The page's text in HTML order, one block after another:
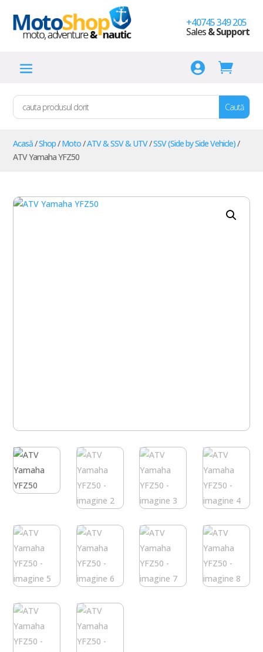
+40745 349 205
Sales& Support
 
Acasă/Shop/Moto/ATV & SSV & UTV/SSV (Side by Side Vehicle)/
ATV Yamaha YFZ50